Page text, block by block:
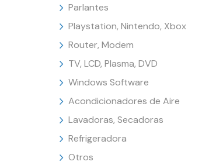
Parlantes
Playstation, Nintendo, Xbox
Router, Modem
TV, LCD, Plasma, DVD
Windows Software
Acondicionadores de Aire
Lavadoras, Secadoras
Refrigeradora
Otros